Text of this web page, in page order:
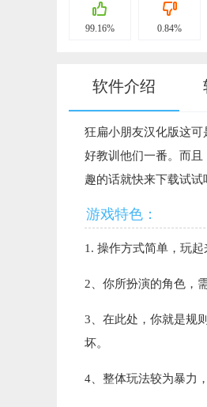
99.16% 0.84%
软件介绍
狂扁小朋友汉化版这
好教训他们一番。而
趣的话就快来下载试试
游戏特色：
1. 操作方式简单，玩
2、你所扮演的角色，
3、在此处，你就是规
坏。
4、整体玩法较为暴力